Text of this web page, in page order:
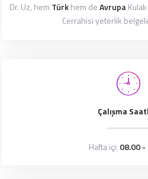
Dr. Uz, hem Türkhem deAvrupa
Cerrahisi yeterlik
Çalışma
Hafta içi: 08.00 -